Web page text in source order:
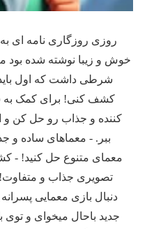
روزی روزگاری نامه ای
خوش و زیبا نوشته شده بود
شرطی داشت که اول
کشف کنی! برای کمک به
کننده و جذاب رو حل کن و
ببر. - معماهای ساده و
معمای متنوع حل کنید! -
تصویری جذاب و متفاوت!
دنبال بازی معمایی
جدید باحال میخوای و توی